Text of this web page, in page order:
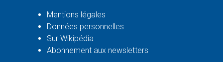
Mentions légales
Données personnelles
Sur Wikipédia
Abonnement aux newsletters